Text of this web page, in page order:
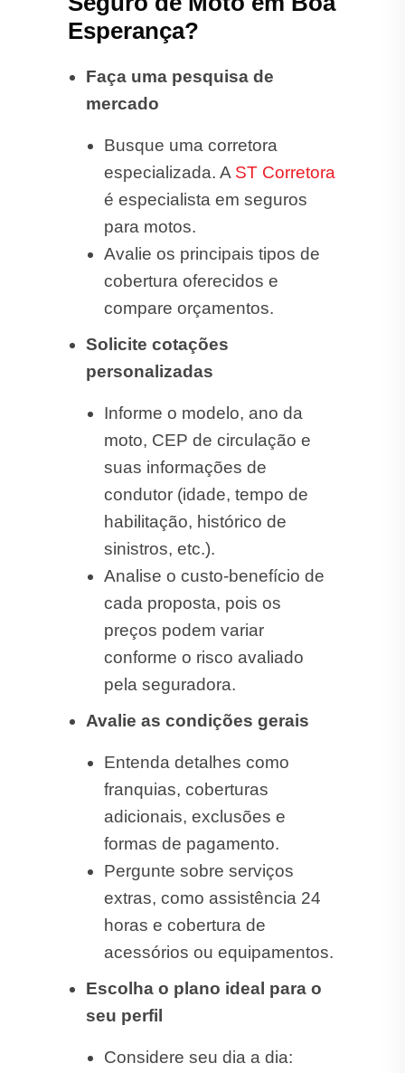
Esperança?
Faça uma pesquisa de
mercado
Busque uma corretora
especializada. A ST Corretora
é especialista em seguros
para motos.
Avalie os principais tipos de
cobertura oferecidos e
compare orçamentos.
Solicite cotações
personalizadas
Informe o modelo, ano da
moto, CEP de circulação e
suas informações de
condutor (idade, tempo de
habilitação, histórico de
sinistros, etc.).
Analise o custo-benefício de
cada proposta, pois os
preços podem variar
conforme o risco avaliado
pela seguradora.
Avalie as condições gerais
Entenda detalhes como
franquias, coberturas
adicionais, exclusões e
formas de pagamento.
Pergunte sobre serviços
extras, como assistência 24
horas e cobertura de
acessórios ou equipamentos.
Escolha o plano ideal para o
seu perfil
Considere seu dia a dia: